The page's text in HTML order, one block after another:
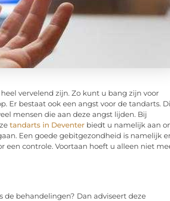
vervelend zijn. Zo kunt u bang zijn voor
Er bestaat ook een angst voor de tandarts.
mensen die aan deze angst lijden. Bij
tandarts in Deventerbiedt u namelijk aan
Een goede gebitgezondheid is namelijk
controle. Voortaan hoeft u alleen niet
behandelingen? Dan adviseert deze